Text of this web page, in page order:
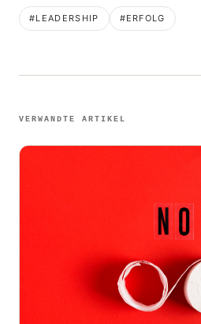
#LEADERSHIP #ERFOLG
VERWANDTE ARTIKEL